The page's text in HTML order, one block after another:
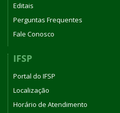
Editais
Perguntas Frequentes
Fale Conosco
IFSP
Portal do IFSP
Localização
Horário de Atendimento